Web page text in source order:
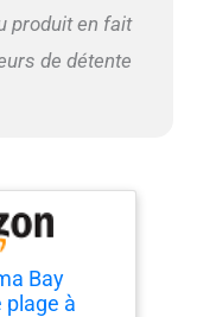
basse
Nous
pour
de 365
rencontrez un
pas à
【Design
】
la
produit en fait
de détente
Bay
plage à